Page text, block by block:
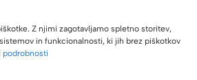
Z njimi zagotavljamo spletno storitev,
in funkcionalnosti, ki jih brez piškotkov
podrobnosti